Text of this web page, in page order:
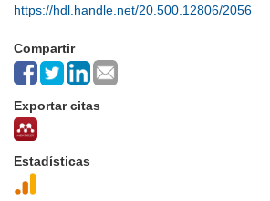
https://hdl.handle.net/20.500.12806/2056
Compartir
Exportar citas
Estadísticas